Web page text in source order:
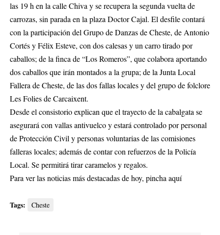
las 19 h en la calle Chiva y se recupera la segunda vuelta de
carrozas, sin parada en la plaza Doctor Cajal. El desfile contará
con la participación del Grupo de Danzas de Cheste, de Antonio
Cortés y Félix Esteve, con dos calesas y un carro tirado por
caballos; de la finca de “Los Romeros”, que colabora aportando
dos caballos que irán montados a la grupa; de la Junta Local
Fallera de Cheste, de las dos fallas locales y del grupo de folclore
Les Folies de Carcaixent.
Desde el consistorio explican que el trayecto de la cabalgata se
asegurará con vallas antivuelco y estará controlado por personal
de Protección Civil y personas voluntarias de las comisiones
falleras locales; además de contar con refuerzos de la Policía
Local. Se permitirá tirar caramelos y regalos.
Para ver las noticias más destacadas de hoy, pincha aquí
Tags: Cheste